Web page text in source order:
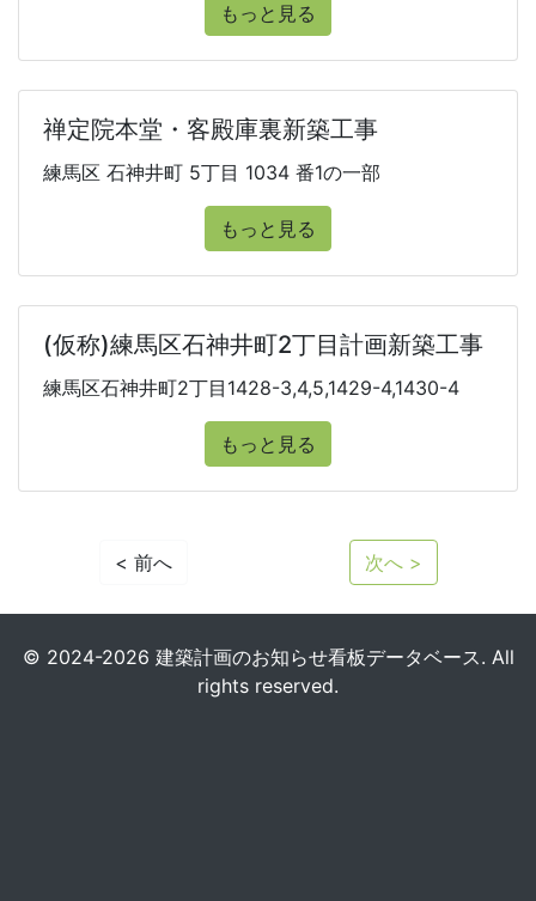
もっと見る
禅定院本堂・客殿庫裏新築工事
練馬区 石神井町 5丁目 1034 番1の一部
もっと見る
(仮称)練馬区石神井町2丁目計画新築工事
練馬区石神井町2丁目1428-3,4,5,1429-4,1430-4
もっと見る
< 前へ 次へ >
© 2024-2026 建築計画のお知らせ看板データベース. All
rights reserved.